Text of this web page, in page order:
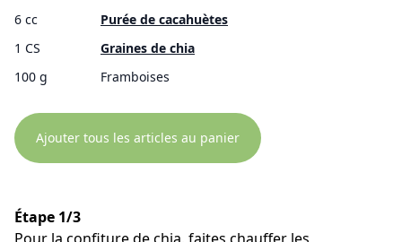
6 cc
Purée de cacahuètes
1 CS
Graines de chia
100 g
Framboises
Ajouter tous les articles au panier
Étape 1/3